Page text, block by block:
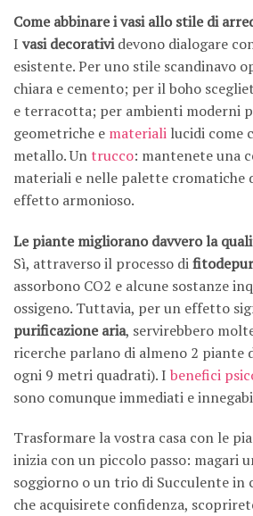
Come abbinare i vasi allo stile di
I vasi decoratividevono dialogare
esistente. Per uno stile scandinavo
chiara e cemento; per il boho
e terracotta; per ambienti moderni
geometriche e materiali lucidi come
metallo. Untrucco: mantenete una
materiali e nelle palette cromatiche
effetto armonioso.
Le piante migliorano davvero la
Sì, attraverso il processo di
assorbono CO2 e alcune sostanze
ossigeno. Tuttavia, per un effetto
purificazione aria, servirebbero
ricerche parlano di almeno 2 piante
ogni 9 metri quadrati). I benefici
sono comunque immediati e
Trasformare la vostra casa con le
inizia con un piccolo passo: magari
soggiorno o un trio di Succulente in
che acquisirete confidenza,